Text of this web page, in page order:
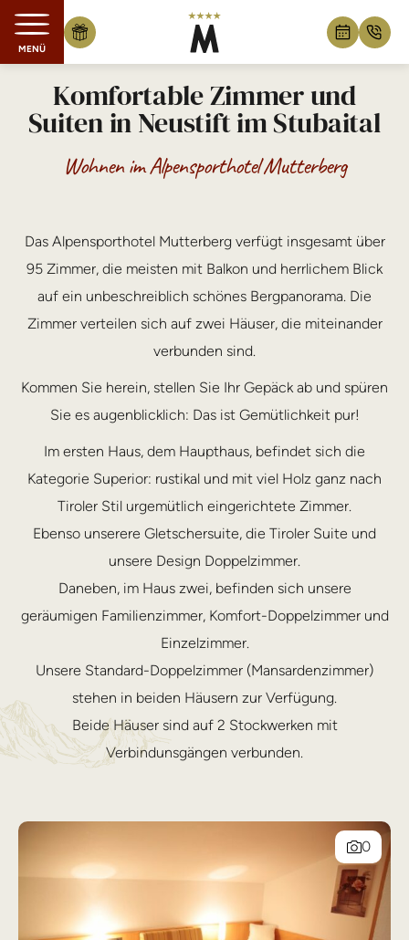
Zum Inhalt springen
MENÜ
Komfortable Zimmer und
Suiten in Neustift im Stubaital
Wohnen im Alpensporthotel Mutterberg
Das Alpensporthotel Mutterberg verfügt insgesamt über
95 Zimmer, die meisten mit Balkon und herrlichem Blick
auf ein unbeschreiblich schönes Bergpanorama. Die
Zimmer verteilen sich auf zwei Häuser, die miteinander
verbunden sind.
Kommen Sie herein, stellen Sie Ihr Gepäck ab und spüren
Sie es augenblicklich: Das ist Gemütlichkeit pur!
Im ersten Haus, dem Haupthaus, befindet sich die
Kategorie Superior: rustikal und mit viel Holz ganz nach
Tiroler Stil urgemütlich eingerichtete Zimmer.
Ebenso unserere Gletschersuite, die Tiroler Suite und
unsere Design Doppelzimmer.
Daneben, im Haus zwei, befinden sich unsere
geräumigen Familienzimmer, Komfort-Doppelzimmer und
Einzelzimmer.
Unsere Standard-Doppelzimmer (Mansardenzimmer)
stehen in beiden Häusern zur Verfügung.
Beide Häuser sind auf 2 Stockwerken mit
Verbindunsgängen verbunden.
0